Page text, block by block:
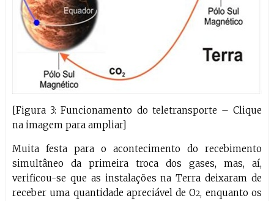
[Figura 3: Funcionamento do teletransporte – Clique
na imagem para ampliar]
Muita festa para o acontecimento do recebimento
simultâneo da primeira troca dos gases, mas, aí,
verificou-se que as instalações na Terra deixaram de
receber uma quantidade apreciável de O2, enquanto os